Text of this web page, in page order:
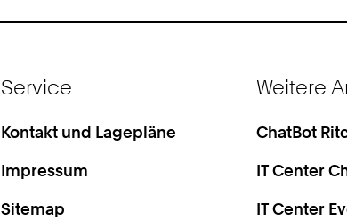
Service
Kontakt und Lagepläne
Impressum
Sitemap
Weitere
ChatBot
IT Center
IT Center